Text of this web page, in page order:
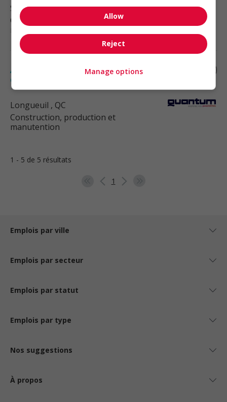
Sorel-Tracy, QC
Construction, production et
Assembleur(euse) soudeur(euse) – quart
de jour, postes permanents (rive-sud)
Longueuil , QC
Construction, production et
manutention
1 - 5 de 5 résultats
1
Emplois par ville
Emplois par secteur
Emplois par statut
Emplois par type
Nos suggestions
À propos
Allow
Reject
Manage options